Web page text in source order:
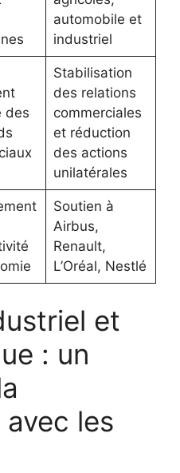
automobile et
industriel
des
Stabilisation
des relations
commerciales
et réduction
des actions
unilatérales
Soutien à
Airbus,
Renault,
L’Oréal, Nestlé
et
: un
les